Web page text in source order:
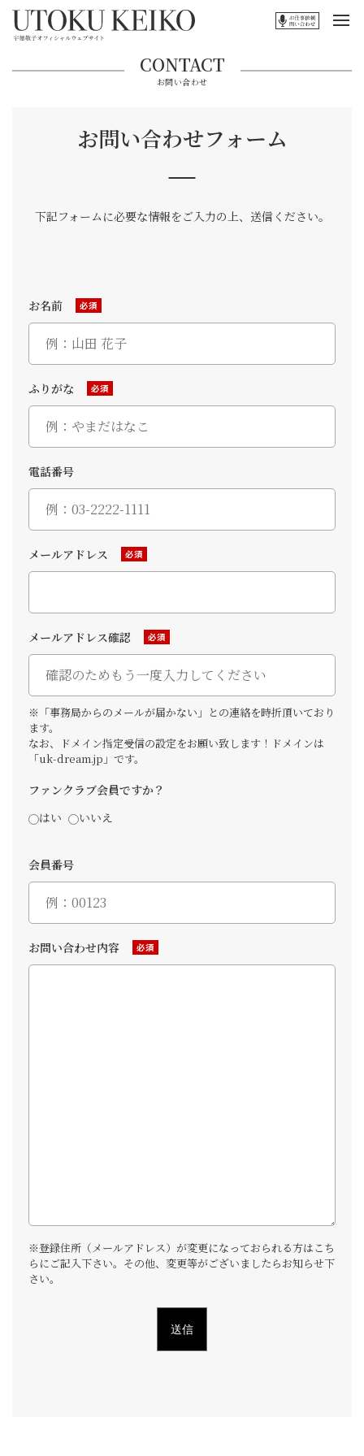
CONTACT
お問い合わせ
お問い合わせフォーム
下記フォームに必要な情報をご入力の上、送信ください。
お名前 必須
ふりがな 必須
電話番号
メールアドレス 必須
メールアドレス確認 必須
※「事務局からのメールが届かない」との連絡を時折頂いており
ます。
なお、ドメイン指定受信の設定をお願い致します！ドメインは
「uk-dream.jp」です。
ファンクラブ会員ですか？
はい
いいえ
会員番号
お問い合わせ内容 必須
※登録住所（メールアドレス）が変更になっておられる方はこち
らにご記入下さい。その他、変更等がございましたらお知らせ下
さい。